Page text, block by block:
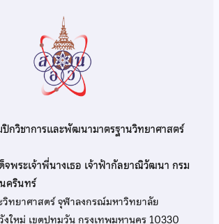
กวิชาการและพัฒนามาตรฐานวิทยาศาสตร์
พระเจ้าพี่นางเธอ เจ้าฟ้ากัลยาณิวัฒนา กรม
ครินทร์
ทยาศาสตร์ จุฬาลงกรณ์มหาวิทยาลัย
ใหม่ เขตปทุมวัน กรุงเทพมหานคร 10330